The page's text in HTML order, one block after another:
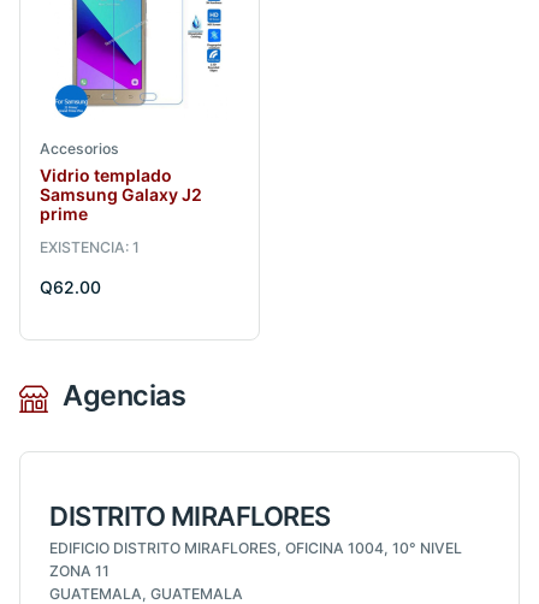
Accesorios
Vidrio templado
Samsung Galaxy J2
prime
EXISTENCIA: 1
Q62.00
Agencias
DISTRITO MIRAFLORES
EDIFICIO DISTRITO MIRAFLORES, OFICINA 1004, 10° NIVEL
ZONA 11
GUATEMALA, GUATEMALA